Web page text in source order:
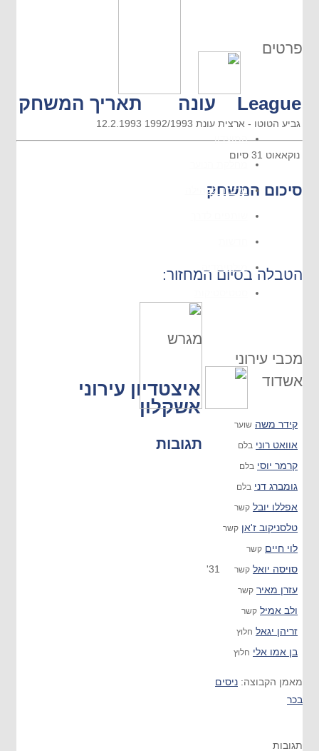
המועדון
תרומה לקהילה
פרטים
League עונה תאריך המשחק
גביע הטוטו - ארצית עונת 1992/1993 12.2.1993
נוקאאוט 31 סיום
סיכום המשחק
הטבלה בסיום המחזור:
מכבי עירוני
אשדוד
קידר משה שוער
אוואט רוני בלם
קרמר יוסי בלם
גומברג דני בלם
אפללו יובל קשר
טלסניקוב ז'אן קשר
לוי חיים קשר
סויסה יואל קשר
31'
עזרן מאיר קשר
ולב אמיל קשר
זריהן יגאל חלוץ
בן אמו אלי חלוץ
מאמן הקבוצה: ניסים
בכר
מגרש
איצטדיון עירוני
אשקלון
תגובות
תגובות